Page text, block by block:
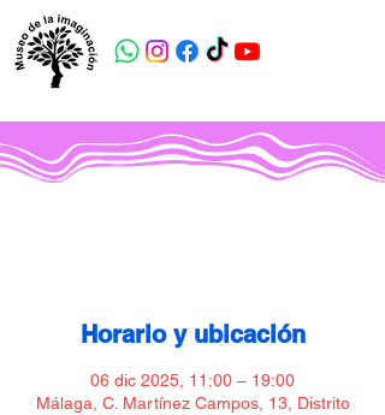
Horario y ubicación
06 dic 2025, 11:00 – 19:00
Málaga, C. Martínez Campos, 13, Distrito